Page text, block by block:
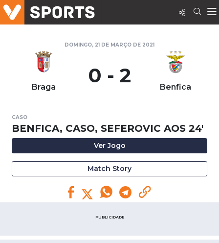
DOMINGO, 21 DE MARÇO DE 2021
Braga 0 - 2 Benfica
CASO
BENFICA, CASO, SEFEROVIC AOS 24'
Ver Jogo
Match Story
PUBLICIDADE